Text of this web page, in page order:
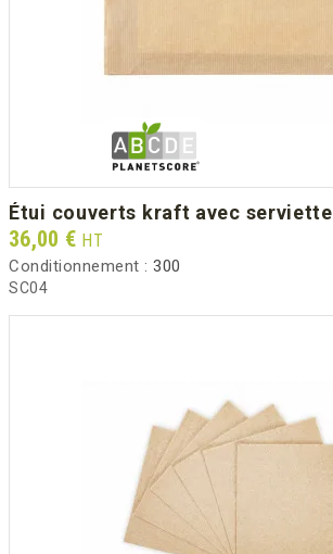
étui couverts kraft avec serviette
Prix
36,00 € HT
Conditionnement : 300
SC04